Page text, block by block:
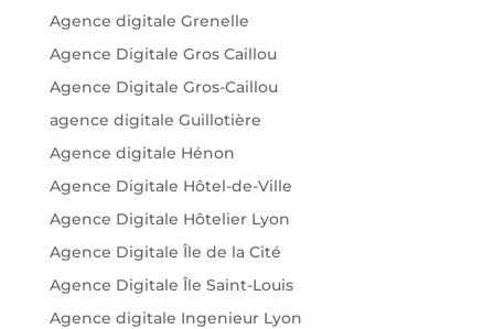
Agence digitale Grenelle
Agence Digitale Gros Caillou
Agence Digitale Gros-Caillou
agence digitale Guillotière
Agence digitale Hénon
Agence Digitale Hôtel-de-Ville
Agence Digitale Hôtelier Lyon
Agence Digitale Île de la Cité
Agence Digitale Île Saint-Louis
Agence digitale Ingenieur Lyon